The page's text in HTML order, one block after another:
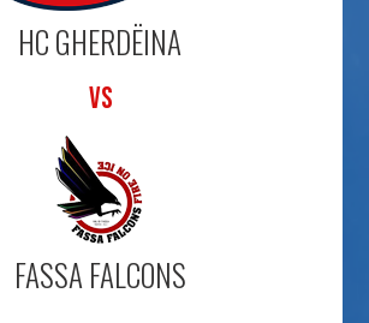
HC GHERDËINA
VS
FASSA FALCONS